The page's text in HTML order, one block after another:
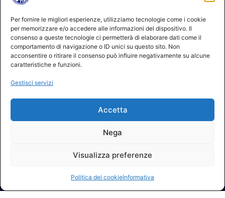
Per fornire le migliori esperienze, utilizziamo tecnologie come i cookie
per memorizzare e/o accedere alle informazioni del dispositivo. Il
consenso a queste tecnologie ci permetterà di elaborare dati come il
comportamento di navigazione o ID unici su questo sito. Non
acconsentire o ritirare il consenso può influire negativamente su alcune
caratteristiche e funzioni.
Gestisci servizi
Accetta
Nega
Visualizza preferenze
Politica dei cookieInformativa